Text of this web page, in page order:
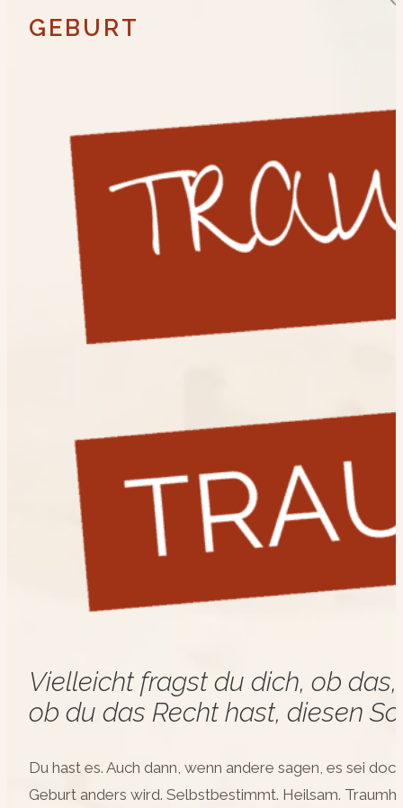
GEBURT
Vielleicht fragst du dich, ob
ob du das Recht hast, diesen
Du hast es. Auch dann, wenn andere sagen, es sei
Geburt anders wird. Selbstbestimmt. Heilsam.